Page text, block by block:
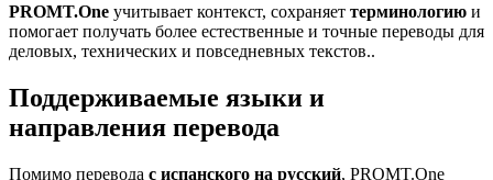
PROMT.One учитывает контекст, сохраняет терминологию и
помогает получать более естественные и точные переводы для
деловых, технических и повседневных текстов..
Поддерживаемые языки и
направления перевода
Помимо перевода с испанского на русский, PROMT.One